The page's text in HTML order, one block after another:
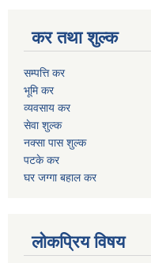
कर तथा शुल्क
सम्पत्ति कर
भूमि कर
व्यवसाय कर
सेवा शुल्क
नक्सा पास शुल्क
पटके कर
घर जग्गा बहाल कर
लोकप्रिय विषय